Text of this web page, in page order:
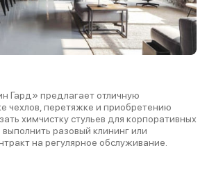
Гард» предлагает отличную
чехлов, перетяжке и приобретению
химчистку стульев для корпоративных
разовый клининг или
на регулярное обслуживание.